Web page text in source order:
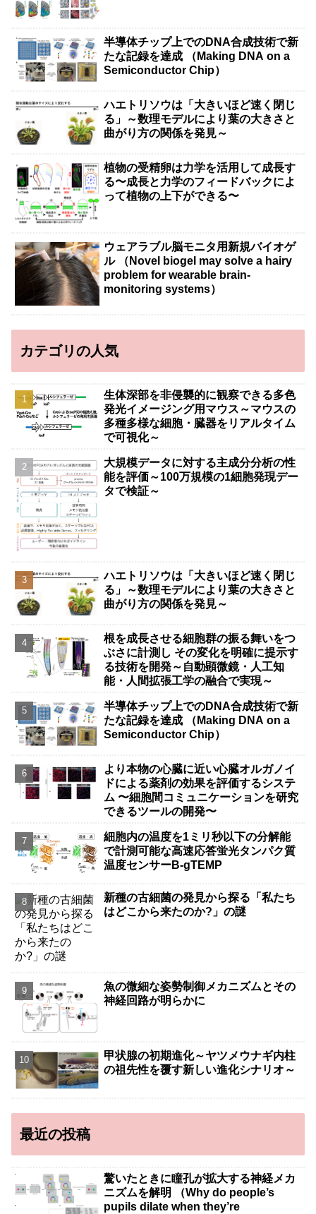
半導体チップ上でのDNA合成技術で新
たな記録を達成 （Making DNA on a
Semiconductor Chip）
ハエトリソウは「大きいほど速く閉じ
る」～数理モデルにより葉の大きさと
曲がり方の関係を発見～
植物の受精卵は力学を活用して成長す
る〜成長と力学のフィードバックによ
って植物の上下ができる〜
ウェアラブル脳モニタ用新規バイオゲ
ル （Novel biogel may solve a hairy
problem for wearable brain-
monitoring systems）
カテゴリの人気
生体深部を非侵襲的に観察できる多色
発光イメージング用マウス～マウスの
多種多様な細胞・臓器をリアルタイム
で可視化～
大規模データに対する主成分分析の性
能を評価～100万規模の1細胞発現デー
タで検証～
ハエトリソウは「大きいほど速く閉じ
る」～数理モデルにより葉の大きさと
曲がり方の関係を発見～
根を成長させる細胞群の振る舞いをつ
ぶさに計測し その変化を明確に提示す
る技術を開発～自動顕微鏡・人工知
能・人間拡張工学の融合で実現～
半導体チップ上でのDNA合成技術で新
たな記録を達成 （Making DNA on a
Semiconductor Chip）
より本物の心臓に近い心臓オルガノイ
ドによる薬剤の効果を評価するシステ
ム 〜細胞間コミュニケーションを研究
できるツールの開発〜
細胞内の温度を1ミリ秒以下の分解能
で計測可能な高速応答蛍光タンパク質
温度センサーB-gTEMP
新種の古細菌の発見から探る「私たち
はどこから来たのか?」の謎
魚の微細な姿勢制御メカニズムとその
神経回路が明らかに
甲状腺の初期進化～ヤツメウナギ内柱
の祖先性を覆す新しい進化シナリオ～
最近の投稿
驚いたときに瞳孔が拡大する神経メカ
ニズムを解明 （Why do people’s
pupils dilate when they’re